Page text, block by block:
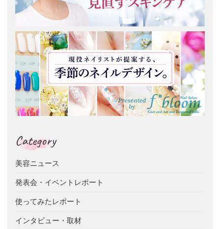
Category
美容ニュース
発表会・イベントレポート
使ってみたレポート
インタビュー・取材